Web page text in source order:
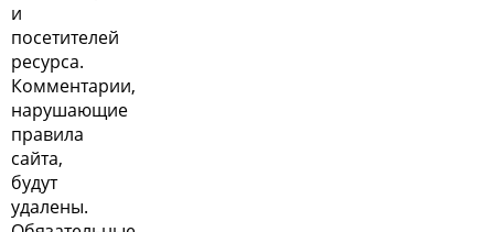
и
посетителей
ресурса.
Комментарии,
нарушающие
правила
сайта,
будут
удалены.